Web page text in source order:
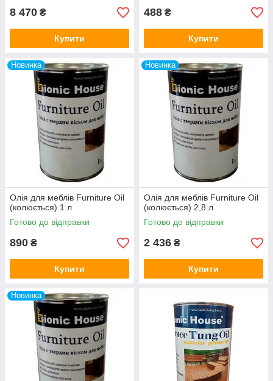
8 470 ₴
Купити
488 ₴
Купити
Новинка
Олія для меблів Furniture Oil
(колюється) 1 л
Готово до відправки
890 ₴
Купити
Новинка
Олія для меблів Furniture Oil
(колюється) 2,8 л
Готово до відправки
2 436 ₴
Купити
Новинка